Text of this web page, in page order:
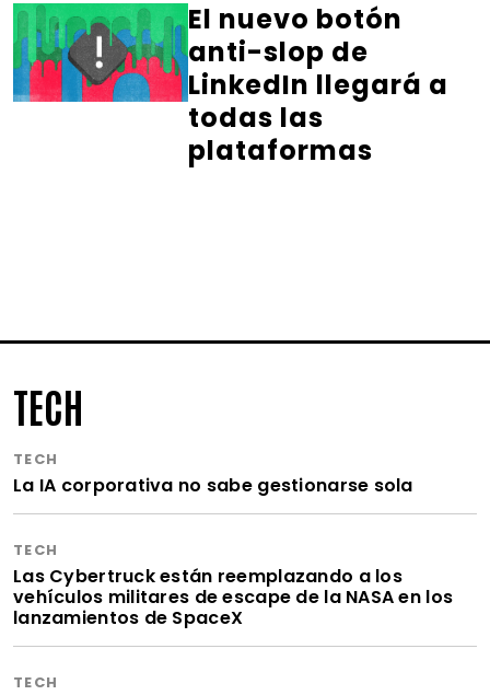
El nuevo botón
anti-slop de
LinkedIn llegará a
todas las
plataformas
TECH
TECH
La IA corporativa no sabe gestionarse sola
TECH
Las Cybertruck están reemplazando a los
vehículos militares de escape de la NASA en los
lanzamientos de SpaceX
TECH